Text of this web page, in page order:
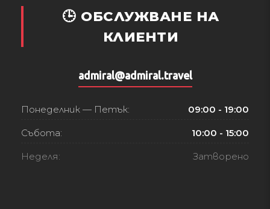
🕒 ОБСЛУЖВАНЕ НА
КЛИЕНТИ
admiral@admiral.travel
Понеделник — Петък: 09:00 - 19:00
Събота: 10:00 - 15:00
Неделя: Затворено